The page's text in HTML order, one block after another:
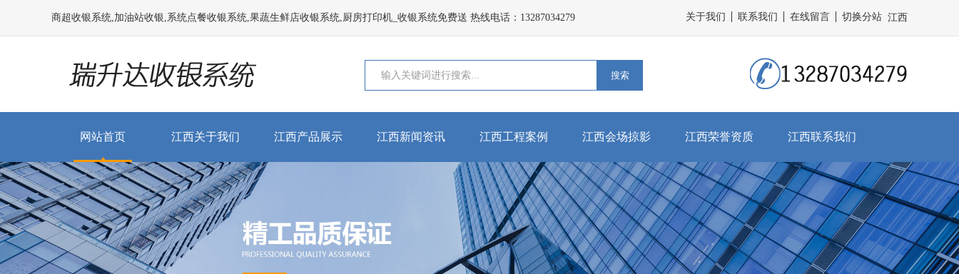
商超收银系统,加油站收银,系统点餐收银系统,果蔬生鲜店收银系统,厨房打印机_收银系统免费送 热线电话：13287034279 关于我们 联系我们 在线留言 江西
切换分站
搜索
网站首页 江西关于我们 江西产品展示 江西新闻资讯 江西工程案例 江西会场掠影 江西荣誉资质 江西联系我们